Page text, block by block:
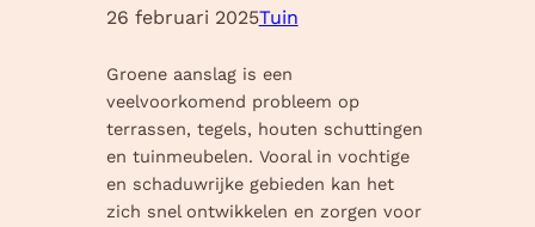
26 februari 2025Tuin
Groene aanslag is een
veelvoorkomend probleem op
terrassen, tegels, houten schuttingen
en tuinmeubelen. Vooral in vochtige
en schaduwrijke gebieden kan het
zich snel ontwikkelen en zorgen voor